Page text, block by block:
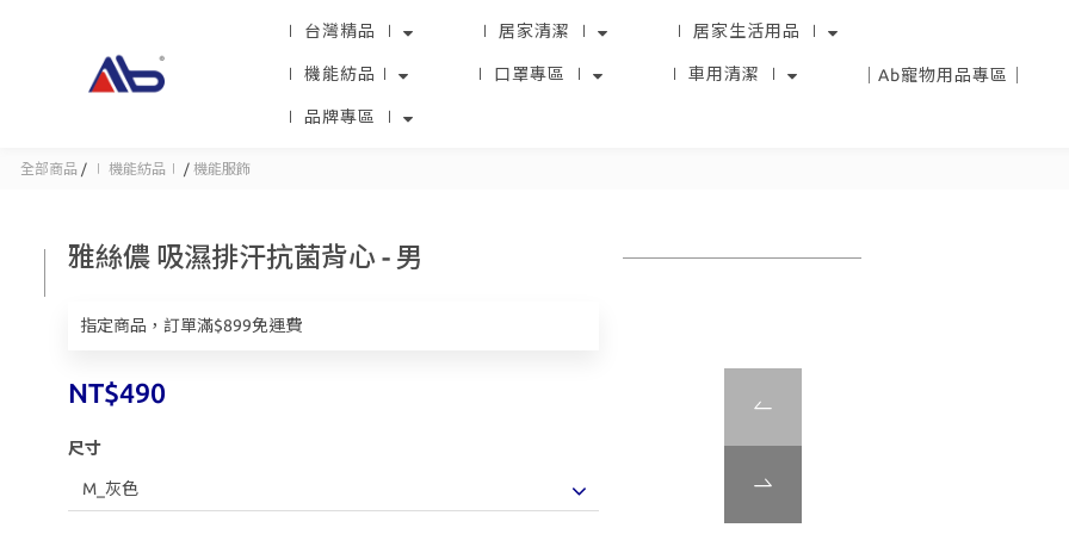
∣ 台灣精品 ∣ ∣ 居家清潔 ∣ ∣ 居家生活用品 ∣
∣ 機能紡品∣ ∣ 口罩專區 ∣ ∣ 車用清潔 ∣ ｜Ab寵物用品專區｜
∣ 品牌專區 ∣
全部商品 / ∣ 機能紡品∣ / 機能服飾
雅絲儂 吸濕排汗抗菌背心 - 男
指定商品，訂單滿$899免運費
NT$490
尺寸